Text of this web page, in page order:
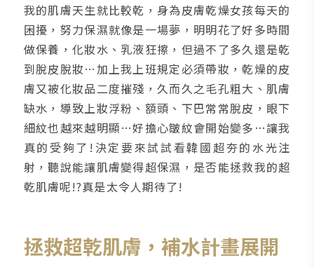
我的肌膚天生就比較乾，身為皮膚乾燥女孩每天的
困擾，努力保濕就像是一場夢，明明花了好多時間
做保養，化妝水、乳液狂擦，但過不了多久還是乾
到脫皮脫妝…加上我上班規定必須帶妝，乾燥的皮
膚又被化妝品二度摧殘，久而久之毛孔粗大、肌膚
缺水，導致上妝浮粉、額頭、下巴常常脫皮，眼下
細紋也越來越明顯…好擔心皺紋會開始變多…讓我
真的受夠了!決定要來試試看韓國超夯的水光注
射，聽說能讓肌膚變得超保濕，是否能拯救我的超
乾肌膚呢!?真是太令人期待了!
拯救超乾肌膚，補水計畫展開